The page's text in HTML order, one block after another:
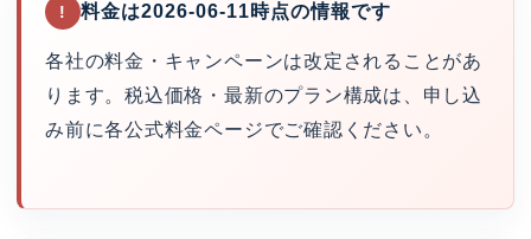
! 料金は2026-06-11時点の情報です
各社の料金・キャンペーンは改定されることがあ
ります。税込価格・最新のプラン構成は、申し込
み前に各公式料金ページでご確認ください。